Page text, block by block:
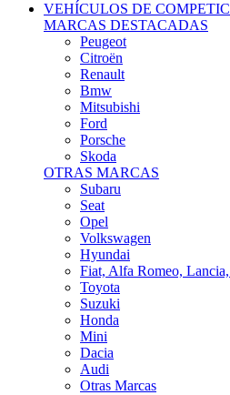
VEHÍCULOS DE
MARCAS DESTACADAS
Peugeot
Citroën
Renault
Bmw
Mitsubishi
Ford
Porsche
Skoda
OTRAS MARCAS
Subaru
Seat
Opel
Volkswagen
Hyundai
Fiat, Alfa Romeo, Lancia,
Toyota
Suzuki
Honda
Mini
Dacia
Audi
Otras Marcas